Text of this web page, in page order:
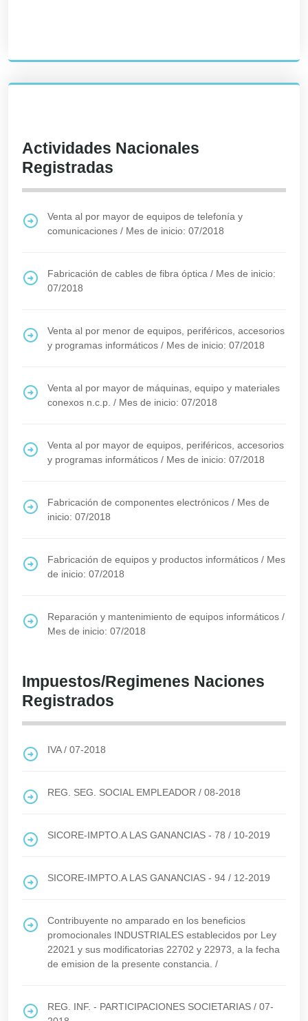
Actividades Nacionales
Registradas
Venta al por mayor de equipos de telefonía y
comunicaciones / Mes de inicio: 07/2018
Fabricación de cables de fibra óptica / Mes de inicio:
07/2018
Venta al por menor de equipos, periféricos, accesorios
y programas informáticos / Mes de inicio: 07/2018
Venta al por mayor de máquinas, equipo y materiales
conexos n.c.p. / Mes de inicio: 07/2018
Venta al por mayor de equipos, periféricos, accesorios
y programas informáticos / Mes de inicio: 07/2018
Fabricación de componentes electrónicos / Mes de
inicio: 07/2018
Fabricación de equipos y productos informáticos / Mes
de inicio: 07/2018
Reparación y mantenimiento de equipos informáticos /
Mes de inicio: 07/2018
Impuestos/Regimenes Naciones
Registrados
IVA/ 07-2018
REG. SEG. SOCIAL EMPLEADOR / 08-2018
SICORE-IMPTO.A LAS GANANCIAS - 78 / 10-2019
SICORE-IMPTO.A LAS GANANCIAS - 94 / 12-2019
Contribuyente no amparado en los beneficios
promocionales INDUSTRIALES establecidos por Ley
22021 y sus modificatorias 22702 y 22973, a la fecha
de emision de la presente constancia. /
REG. INF. - PARTICIPACIONES SOCIETARIAS / 07-